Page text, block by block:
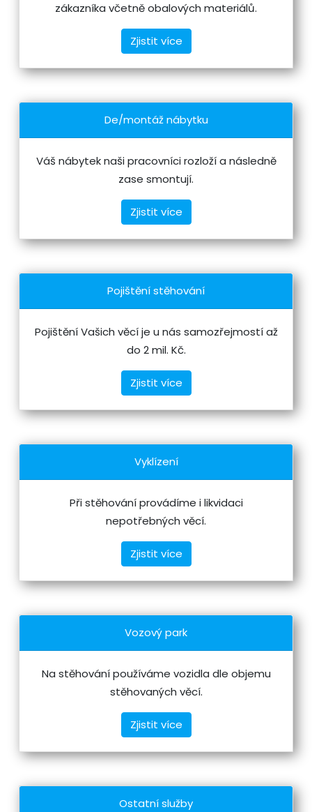
zákazníka včetně obalových materiálů.
Zjistit více
De/montáž nábytku
Váš nábytek naši pracovníci rozloží a následně
zase smontují.
Zjistit více
Pojištění stěhování
Pojištění Vašich věcí je u nás samozřejmostí až
do 2 mil. Kč.
Zjistit více
Vyklízení
Při stěhování provádíme i likvidaci
nepotřebných věcí.
Zjistit více
Vozový park
Na stěhování používáme vozidla dle objemu
stěhovaných věcí.
Zjistit více
Ostatní služby